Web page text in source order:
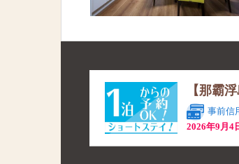
【那霸
事前信
2026年9月4